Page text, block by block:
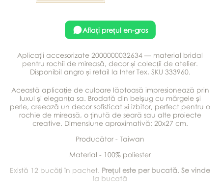
Aflați prețul en-gros
Aplicații accesorizate 2000000032634 — material bridal
pentru rochii de mireasă, decor și colecții de atelier.
Disponibil angro și retail la Inter Tex, SKU 333960.
Această aplicație de culoare lăptoasă impresionează prin
luxul și eleganța sa. Brodată din belșug cu mărgele și
perle, creează un decor sofisticat și izbitor, perfect pentru o
rochie de mireasă, o ținută de seară sau alte proiecte
creative. Dimensiune aproximativă: 20x27 cm.
Producător - Taiwan
Material - 100% poliester
Există 12 bucăți în pachet. Prețul este per bucată. Se vinde
la bucată